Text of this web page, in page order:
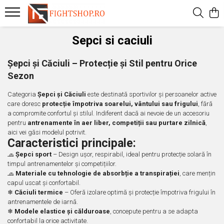
Manusi de Fitness
Manusi de Karate
Manusi de MMA
Manusi de Sac
Manusi de Taekwondo
Manusi de Iarna
Ju Jitsu / BJJ
Karate
Kempo
Wu Shu - Kung Fu - Hapkido
Burtiere si pieptare
Judo
Fitness
Manechine
Mingi dubla fixare si para de viteza
Mingi medicinale
Motricitate si coordonare
Fitness
Palmare si PAO
Perne de perete si Makiwara
Colanti
Dresuri de lupte
Geci
Hanorace
Maiouri
Pantaloni
Rashguard
Shorturi
Treninguri
Ghete de Lupte
Slapi
Ghete de Haltere si Fitness
Incaltaminte Adulti Casual
Încălțăminte Copii Casual
Încălțăminte sport
Bidonase
Bustiere si Pieptare
Centuri Arte Martiale
Corzi pentru sarit
Fase de Box
Genunchiere si cotiere
Glezniere
Prosoape
Protectii genitale
Medalii
Outlet General
Federatia Romana de Karate WUKF
Bluze aproape GRATIS
Colanti aproape GRATIS
Geci aproape GRATIS
Incaltaminte aproape GRATIS
Maiouri aproape GRATIS
Pantaloni aproape GRATIS
Rashguard-uri aproape GRATIS
Short-uri aproape GRATIS
Treninguri apropae GRATIS
Sepci si caciuli
Șepci și Căciuli – Protecție și Stil pentru Orice
Sezon
Categoria Șepci și Căciuli este destinată sportivilor și persoanelor active
care doresc protecție împotriva soarelui, vântului sau frigului, fără
a compromite confortul și stilul. Indiferent dacă ai nevoie de un accesoriu
pentru antrenamente în aer liber, competiții sau purtare zilnică,
aici vei găsi modelul potrivit.
Caracteristici principale:
🧢 Șepci sport – Design ușor, respirabil, ideal pentru protecție solară în
timpul antrenamentelor și competițiilor.
🧢 Materiale cu tehnologie de absorbție a transpirației, care mențin
capul uscat și confortabil.
❄ Căciuli termice – Oferă izolare optimă și protecție împotriva frigului în
antrenamentele de iarnă.
❄ Modele elastice și călduroase, concepute pentru a se adapta
confortabil la orice activitate.